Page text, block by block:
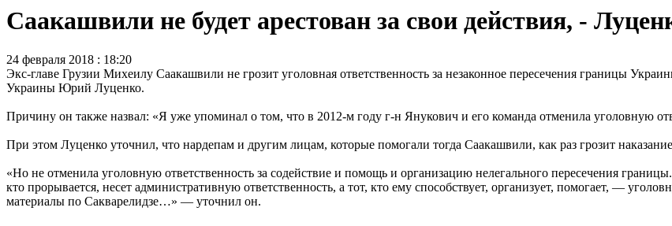
Саакашвили не будет арестован за свои действия, -
24 февраля 2018 : 18:20
Экс-главе Грузии Михеилу Саакашвили не грозит уголовная ответственность за незаконное пересечения границы
Украины Юрий Луценко.
Причину он также назвал: «Я уже упоминал о том, что в 2012-м году г-н Янукович и его команда отменила уголовную
При этом Луценко уточнил, что нардепам и другим лицам, которые помогали тогда Саакашвили, как раз грозит
«Но не отменила уголовную ответственность за содействие и помощь и организацию нелегального пересечения
кто прорывается, несет административную ответственность, а тот, кто ему способствует, организует, помогает, —
материалы по Сакварелидзе…» — уточнил он.